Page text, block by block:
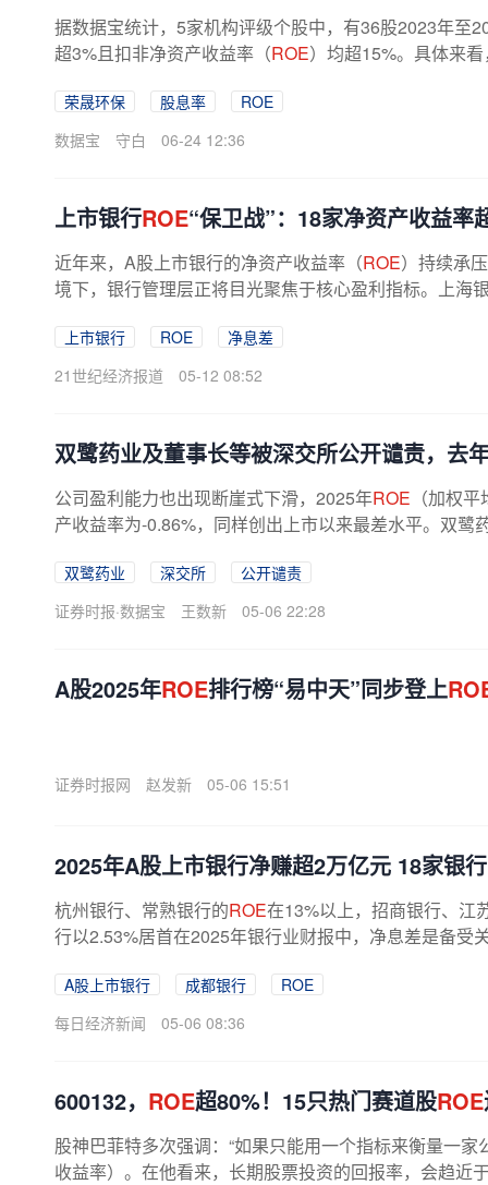
据数据宝统计，5家机构评级个股中，有36股2023年至
超3%且扣非净资产收益率（ROE）均超15%。具体来
荣晟环保 股息率
ROE
数据宝
守白 06-24 12:36
上市银行ROE“保卫战”：18家净资产收益率
近年来，A股上市银行的净资产收益率（ROE）持续承
境下，银行管理层正将目光聚焦于核心盈利指标。上海
上市银行 ROE
净息差
21世纪经济报道
05-12 08:52
双鹭药业及董事长等被深交所公开谴责，去
公司盈利能力也出现断崖式下滑，2025年ROE （加权
产收益率为-0.86%，同样创出上市以来最差水平。双
双鹭药业 深交所
公开谴责
证券时报·数据宝
王数新 05-06 22:28
A股2025年ROE排行榜“易中天”同步登上
证券时报网 赵发新 05-06 15:51
2025年A股上市银行净赚超2万亿元 18家银行
杭州银行、常熟银行的ROE在13%以上，招商银行、江
行以2.53%居首在2025年银行业财报中，净息差是备受
A股上市银行 成都银行
ROE
每日经济新闻
05-06 08:36
600132， ROE超80%！15只热门赛道股ROE
股神巴菲特多次强调：“如果只能用一个指标来衡量一
收益率）。在他看来，长期股票投资的回报率，会趋近